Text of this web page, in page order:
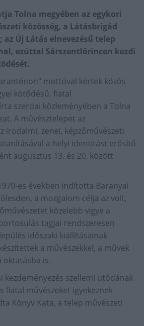
Tolna megyében az egykori
közösség, a Látásbrigád
az Új Látás elnevezésű telep
ezúttal Sárszentlőrincen kezdi
mottóval kértek közös
kötődésű, fiatal
szerdai közleményében a Tolna
A művésztelepet az
irodalmi, zenei, képzőművészeti
a helyi identitást erősítő
augusztus 13. és 20. között
es években indította Baranyai
a mozgalom célja az volt,
közelebb vigye a
tagjai rendszeresen
időszaki kiállításainak
a művészekkel, a művek
oktatásba is.
kezdeményezés szellemi utódának
fiatal művészeket igyekeznek
Könyv Kata, a telep művészeti